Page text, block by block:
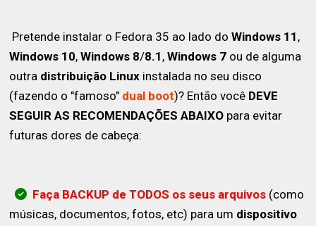
Pretende instalar o Fedora 35 ao lado doWindows 11 ,
Windows 10,Windows 8/8.1 ,Windows 7 ou de alguma
outra distribuição Linux instalada no seu disco
(fazendo o "famoso" dual boot)? Então você DEVE
SEGUIR AS RECOMENDAÇÕES ABAIXO para evitar
futuras dores de cabeça:
Faça BACKUP de TODOS os seus arquivos (como
músicas, documentos, fotos, etc) para um dispositivo